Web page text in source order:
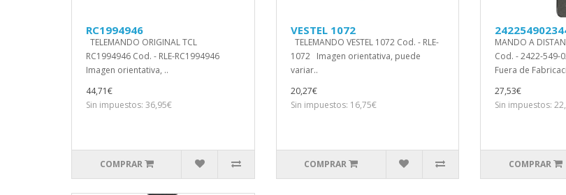
RC1994946
TELEMANDO ORIGINAL TCL
RC1994946 Cod. - RLE-RC1994946
Imagen orientativa, ..
44,71€
Sin impuestos: 36,95€
COMPRAR
VESTEL 1072
TELEMANDO VESTEL 1072 Cod. - RLE-
1072 Imagen orientativa, puede
variar..
20,27€
Sin impuestos: 16,75€
COMPRAR
MANDO A
Cod. - 2422-549-
Fuera de
27,53€
Sin impuestos:
COMPRAR